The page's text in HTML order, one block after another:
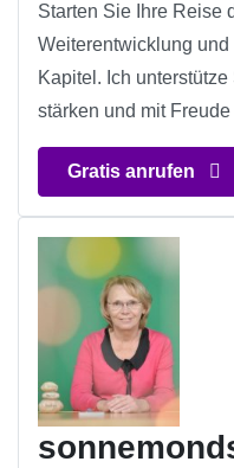
Starten Sie Ihre Reise
Weiterentwicklung
Kapitel. Ich
stärken und mit
Gratis anrufen